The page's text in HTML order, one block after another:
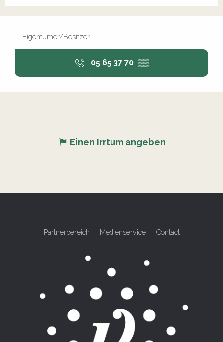
Eigentümer/Besitzer
05 65 37 70 ▒▒
Einen Irrtum angeben
Partnerbereich Medienservice Contact